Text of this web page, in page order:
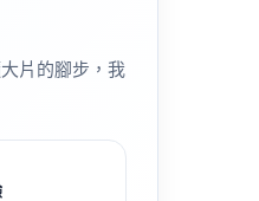
片的腳步，我